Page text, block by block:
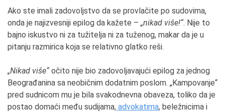
Ako ste imali zadovoljstvo da se provlačite po sudovima,
onda je najizvesniji epilog da kažete – „nikad više!“. Nije to
bajno iskustvo ni za tužitelja ni za tuženog, makar da je u
pitanju razmirica koja se relativno glatko reši.
„Nikad više“očito nije bio zadovoljavajući epilog za jednog
Beograđanina sa neobičnim dodatnim poslom. „Kampovanje“
pred sudnicom mu je bila svakodnevna obaveza, toliko da je
postao domaći među sudijama, advokatima, beležnicima i